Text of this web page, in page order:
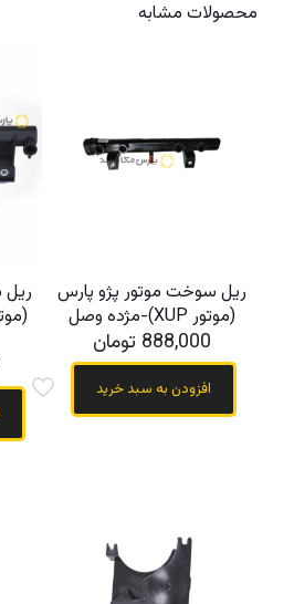
محصولات مشابه
ریل سوخت موتور پژو پارس
(موتور XUP)-مژده وصل
888,000 تومان
افزودن به سبد خرید